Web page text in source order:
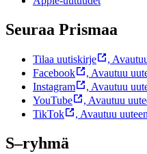
Seuraa Prismaa
Tilaa uutiskirje ,
Facebook
, Avautuu
Instagram
, Avautuu
YouTube
, Avautuu
TikTok
, Avautuu
S–ryhmä